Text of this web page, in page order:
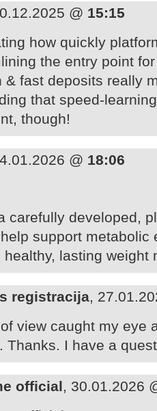
@ 15:15
how quickly
the entry point
& fast deposits really
that speed-
though!
@ 18:06
carefully developed,
support metabolic
healthy, lasting weight
registracija,
view caught my eye
Thanks. I have a
official, 30.01.2026